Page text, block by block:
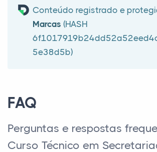
Conteúdo registrado e
Marcas (HASH
5e38d5b)
FAQ
Perguntas e respostas
Curso Técnico em